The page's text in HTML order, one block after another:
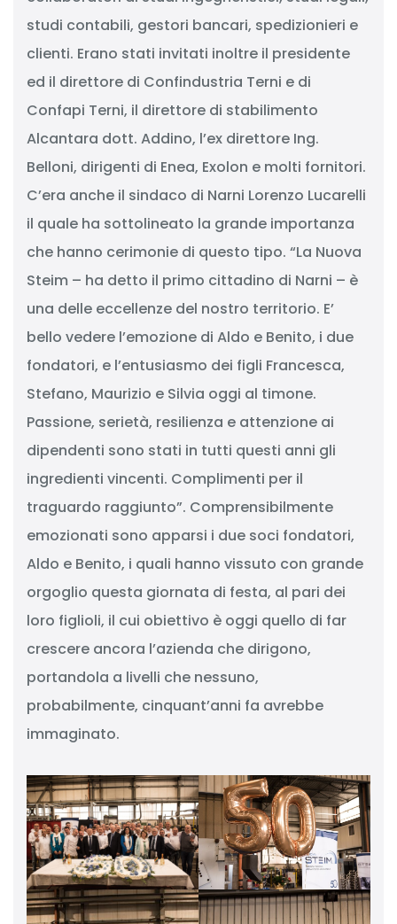
studi contabili, gestori bancari, spedizionieri e
clienti. Erano stati invitati inoltre il presidente
ed il direttore di Confindustria Terni e di
Confapi Terni, il direttore di stabilimento
Alcantara dott. Addino, l’ex direttore Ing.
Belloni, dirigenti di Enea, Exolon e molti fornitori.
C’era anche il sindaco di Narni Lorenzo Lucarelli
il quale ha sottolineato la grande importanza
che hanno cerimonie di questo tipo. “La Nuova
Steim – ha detto il primo cittadino di Narni – è
una delle eccellenze del nostro territorio. E’
bello vedere l’emozione di Aldo e Benito, i due
fondatori, e l’entusiasmo dei figli Francesca,
Stefano, Maurizio e Silvia oggi al timone.
Passione, serietà, resilienza e attenzione ai
dipendenti sono stati in tutti questi anni gli
ingredienti vincenti. Complimenti per il
traguardo raggiunto”. Comprensibilmente
emozionati sono apparsi i due soci fondatori,
Aldo e Benito, i quali hanno vissuto con grande
orgoglio questa giornata di festa, al pari dei
loro figlioli, il cui obiettivo è oggi quello di far
crescere ancora l’azienda che dirigono,
portandola a livelli che nessuno,
probabilmente, cinquant’anni fa avrebbe
immaginato.